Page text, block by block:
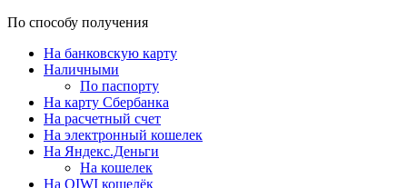
По способу получения
На банковскую карту
Наличными
По паспорту
На карту Сбербанка
На расчетный счет
На электронный кошелек
На Яндекс.Деньги
На кошелек
На QIWI кошелёк